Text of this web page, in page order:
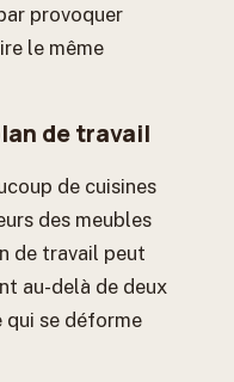
provoquer
le même
de travail
de cuisines
des meubles
de travail peut
au-delà de deux
qui se déforme